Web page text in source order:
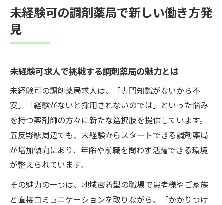
薬剤師キャリアを五反野駅で始めるなら
五反野駅周辺で叶う未経験可の就業環境
調剤薬局未経験可求人の選び方とコツ
未経験可求人でキャリアアップを目指す方
法
初めての調剤薬局勤務も未経験可で安心
働き方の多様化が叶う調剤薬局未経験求人
未経験可求人が実現する多様な働き方の魅
力
調剤薬局で広がる未経験可の働き方選択肢
未経験可の調剤薬局で新しい働き方発
見
未経験可求人で挑戦する調剤薬局の魅力とは
未経験可の調剤薬局求人は、「専門知識がないから不
安」「経験がないと採用されないのでは」といった悩み
を持つ薬剤師の方々に新たな選択肢を提供しています。
五反野駅周辺でも、未経験からスタートできる調剤薬局
が増加傾向にあり、年齢や前職を問わず活躍できる環境
が整えられています。
その魅力の一つは、地域密着型の職場で患者様やご家族
と直接コミュニケーションを取りながら、「かかりつけ